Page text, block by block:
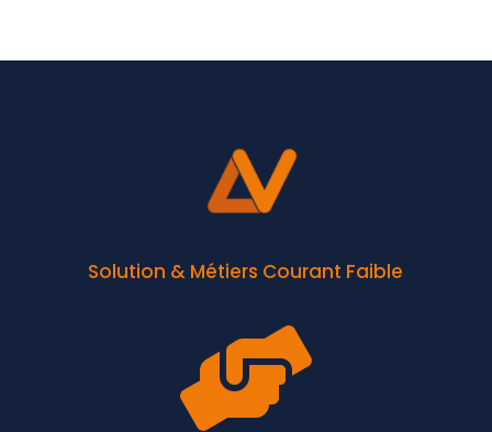
Solution & Métiers Courant Faible
